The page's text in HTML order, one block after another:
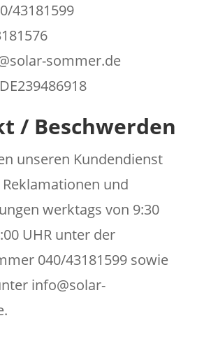
43181599
sommer.de
/ Beschwerden
unseren Kundendienst
und
werktags von 9:30
UHR unter der
040/43181599 sowie
info@solar-